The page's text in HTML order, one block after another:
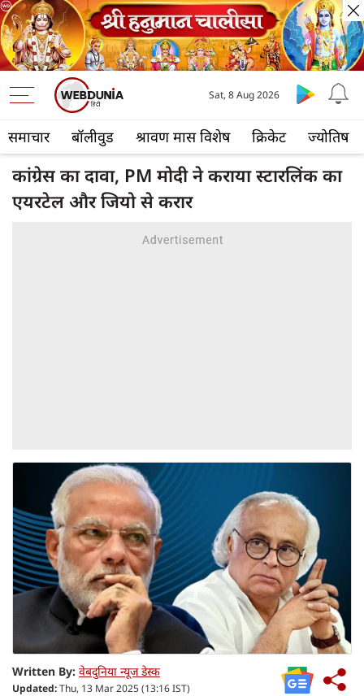
समाचार बॉलीवुड श्रावण मास विशेष क्रिकेट ज्योतिष
Sat, 8 Aug 2026
कांग्रेस का दावा, PM मोदी ने कराया स्टारलिंक का
एयरटेल और जियो से करार
Written By: वेबदुनिया न्यूज डेस्क
Updated:Thu, 13 Mar 2025 (13:16 IST)